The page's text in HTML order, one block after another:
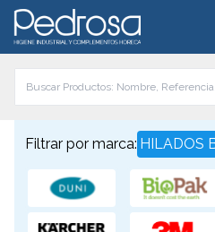
Filtrar por marca: HILADOS